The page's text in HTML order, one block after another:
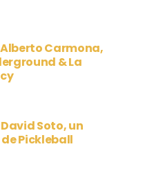
Carmona,
& La
Soto, un
Pickleball